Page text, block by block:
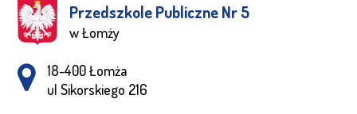
Przedszkole Publiczne Nr 5
w Łomży
Adres pocztowy:
18-400 Łomża
ul Sikorskiego 216